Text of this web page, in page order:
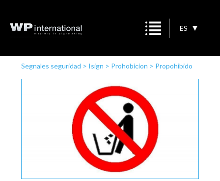
ES
Segnales seguridad > Isign > Prohobicion > Propohibido